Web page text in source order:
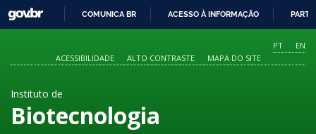
O
CONTEÚDO
GOVBR
COMUNICA BR ACESSO À INFORMAÇÃO
PT
EN
ACESSIBILIDADE
ALTO CONTRASTE MAPA DO SITE
Instituto de
Biotecnologia